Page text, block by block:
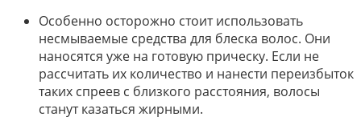
Особенно осторожно стоит использовать
несмываемые средства для блеска волос. Они
наносятся уже на готовую прическу. Если не
рассчитать их количество и нанести переизбыток
таких спреев с близкого расстояния, волосы
станут казаться жирными.